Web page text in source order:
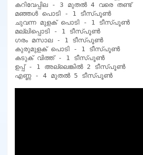
കറിവേപ്പില - 3 മുതൽ 4 വരെ തണ്ട്
മഞ്ഞൾ പൊടി - 1 ടീസ്പൂൺ
ചുവന്ന മുളക് പൊടി - 1 ടീസ്പൂൺ
മല്ലിപ്പൊടി - 1 ടീസ്പൂൺ
ഗരം മസാല - 1 ടീസ്പൂൺ
കുരുമുളക് പൊടി - 1 ടീസ്പൂൺ
കടുക് വിത്ത് - 1 ടീസ്പൂൺ
ഉപ്പ് - 1 അല്ലെങ്കിൽ 2 ടീസ്പൂൺ